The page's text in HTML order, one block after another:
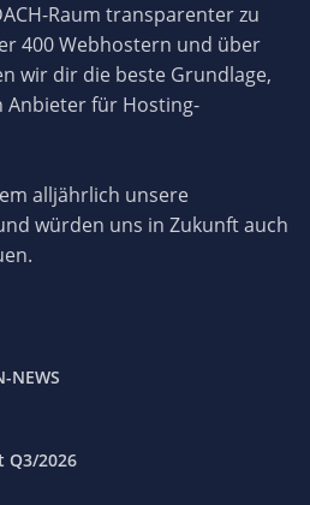
Raum transparenter zu
400 Webhostern und über
wir dir die beste Grundlage,
Anbieter für Hosting-
alljährlich unsere
würden uns in Zukunft auch
NEWS
Q3/2026